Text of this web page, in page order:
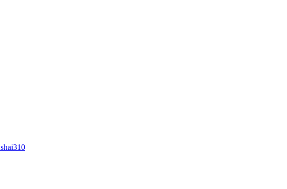
תקליטים למכירה..ברי סחרוֹף, ז׳אן קונפליקט, כרומוזום, מינימל קומפקט, רמי פורטיס מאת shai310